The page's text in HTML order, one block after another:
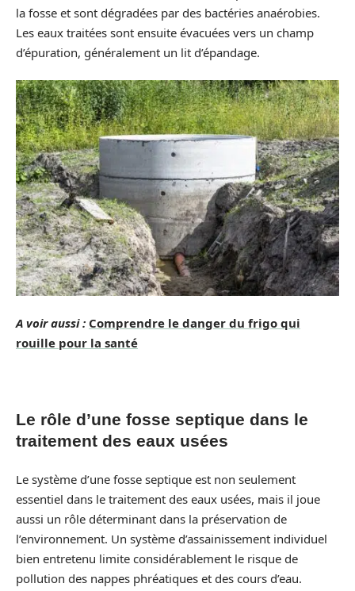
la fosse et sont dégradées par des bactéries anaérobies.
Les eaux traitées sont ensuite évacuées vers un champ
d’épuration, généralement un lit d’épandage.
A voir aussi : Comprendre le danger du frigo qui
rouille pour la santé
Le rôle d’une fosse septique dans le
traitement des eaux usées
Le système d’une fosse septique est non seulement
essentiel dans le traitement des eaux usées, mais il joue
aussi un rôle déterminant dans la préservation de
l’environnement. Un système d’assainissement individuel
bien entretenu limite considérablement le risque de
pollution des nappes phréatiques et des cours d’eau.